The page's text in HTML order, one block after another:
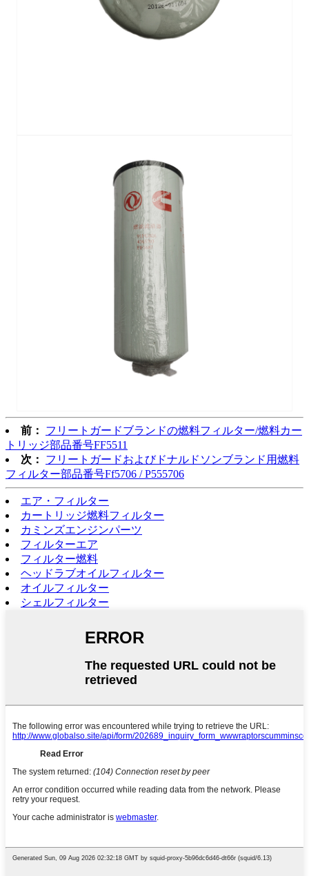
前：
フリートガードブランドの燃料フィルター/燃料カー
トリッジ部品番号FF5511
次：
フリートガードおよびドナルドソンブランド用燃料
フィルター部品番号Ff5706 / P555​​706
エア・フィルター
カートリッジ燃料フィルター
カミンズエンジンパーツ
フィルターエア
フィルター燃料
ヘッドラブオイルフィルター
オイルフィルター
シェルフィルター